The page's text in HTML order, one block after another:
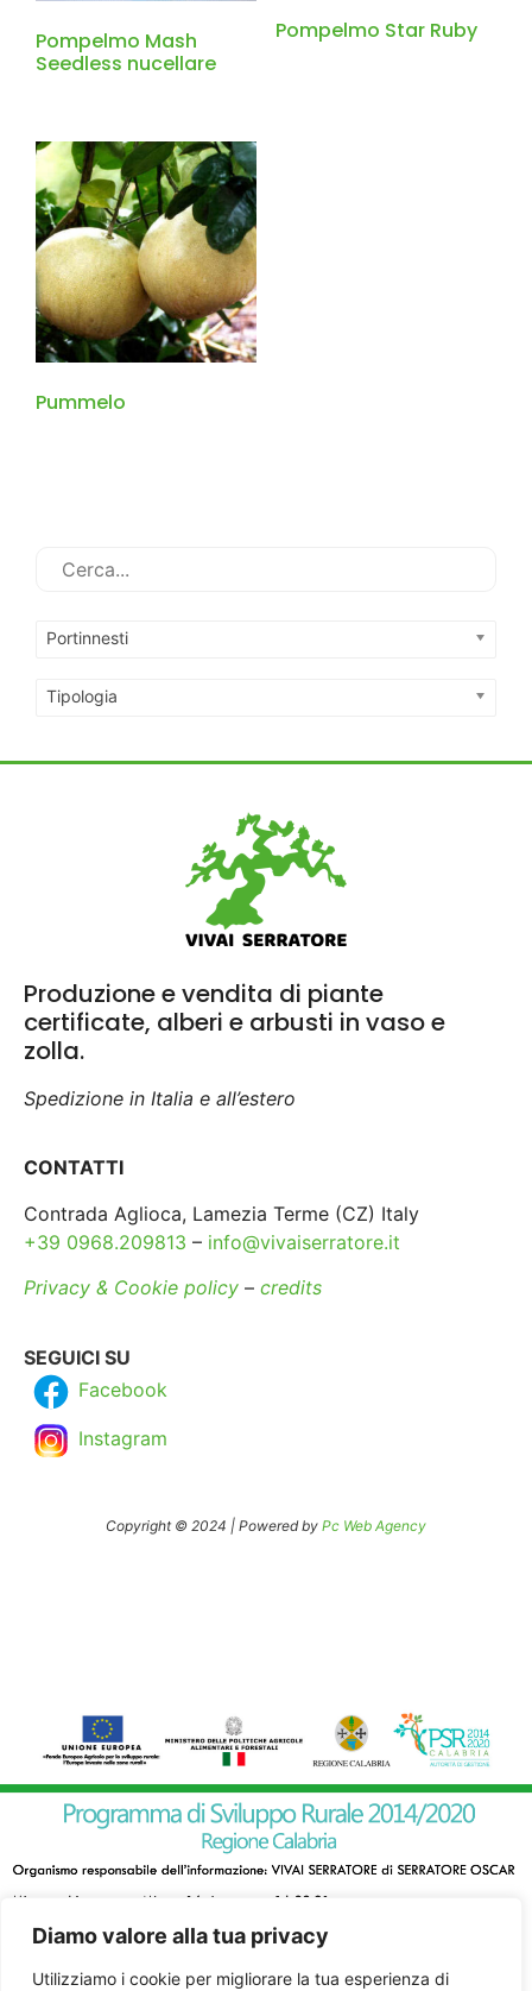
Diamo valore alla tua privacy
Utilizziamo i cookie per migliorare la tua esperienza di
Portinnesti
Tipologia
Pompelmo Mash
Seedless nucellare
Pompelmo Star Ruby
Pummelo
Produzione e vendita di piante
certificate, alberi e arbusti in vaso e
zolla.
Spedizione in Italia e all’estero
CONTATTI
Contrada Aglioca, Lamezia Terme (CZ) Italy
+39 0968.209813 – info@vivaiserratore.it
Privacy & Cookie policy – credits
SEGUICI SU
Facebook
Instagram
Copyright © 2024 | Powered by Pc Web Agency